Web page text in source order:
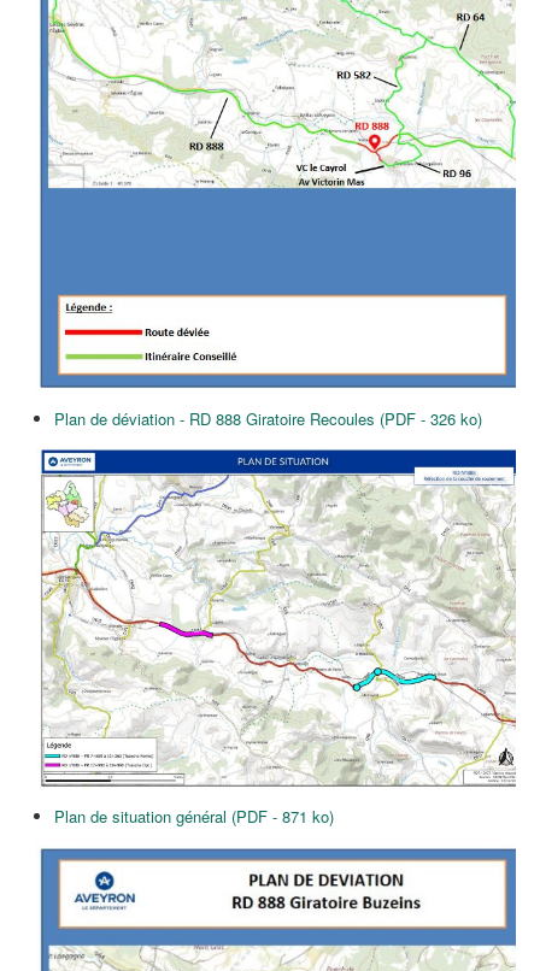
Plan de déviation - RD 888 Giratoire Recoules (PDF - 326 ko)
Plan de situation général (PDF - 871 ko)